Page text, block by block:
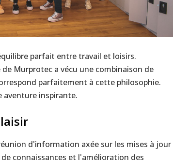
parfait entre travail et loisirs.
Murprotec a vécu une combinaison de
parfaitement à cette philosophie.
aventure inspirante.
d'information axée sur les mises à jour
connaissances et l'amélioration des